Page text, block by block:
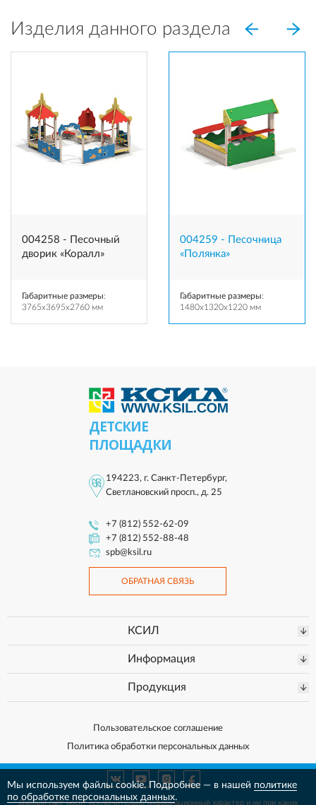
Изделия данного раздела
004258 - Песочный
дворик «Коралл»
Габаритные размеры:
3765x3695x2760 мм
004259 - Песочница
«Полянка»
Габаритные размеры:
1480x1320x1220 мм
ДЕТСКИЕ
ПЛОЩАДКИ
194223, г. Санкт-Петербург,
Светлановский просп., д. 25
+7 (812) 552-62-09
+7 (812) 552-88-48
spb@ksil.ru
ОБРАТНАЯ СВЯЗЬ
КСИЛ
Информация
Продукция
Пользовательское соглашение
Политика обработки персональных данных
Данный сайт носит исключительно информационный характер и ни при каких
Мы используем файлы cookie. Подробнее — в нашей политике
по обработке персональных данных.